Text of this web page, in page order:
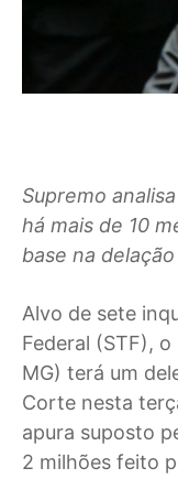
Supremo
há mais de 10
base na
Alvo de sete
Federal (STF),
MG) terá um
Corte nesta
apura suposto
2 milhões feito